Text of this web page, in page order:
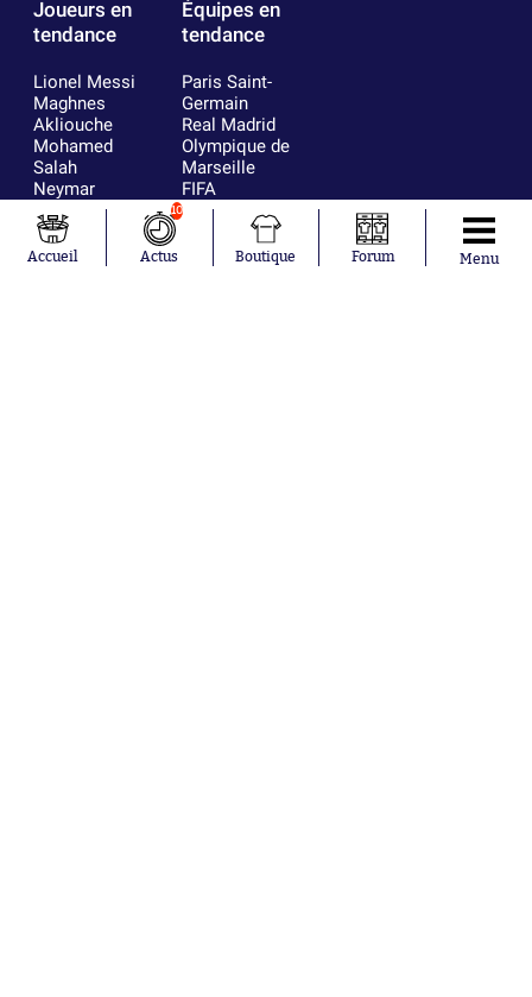
Joueurs en
tendance
Lionel Messi
Maghnes
Akliouche
Mohamed
Salah
Neymar
Julián Álvarez
Ferrán Torres
Kilian Corredor
Équipes en
tendance
Paris Saint-
Germain
Real Madrid
Olympique de
Marseille
FIFA
FC Barcelone
Argentine
Olympique
Accueil
10
Actus Boutique Forum Menu